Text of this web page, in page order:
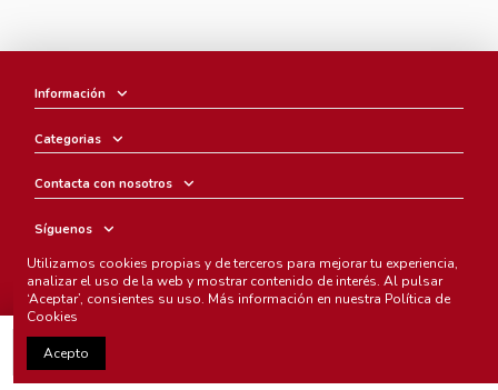
Información
Categorias
Contacta con nosotros
Síguenos
Boletín
Chunichi Comics
Utilizamos cookies propias y de terceros para mejorar tu experiencia,
analizar el uso de la web y mostrar contenido de interés. Al pulsar
‘Aceptar’, consientes su uso. Más información en nuestra Política de
Cookies
Acepto